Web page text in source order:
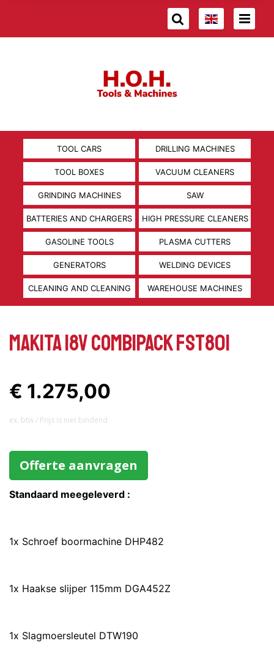
TOOL CARS DRILLING MACHINES
TOOL BOXES VACUUM CLEANERS
GRINDING MACHINES SAW
BATTERIES AND CHARGERS HIGH PRESSURE CLEANERS
GASOLINE TOOLS PLASMA CUTTERS
GENERATORS WELDING DEVICES
CLEANING AND CLEANING WAREHOUSE MACHINES
MAKITA 18V COMBIPACK FST801
€ 1.275,00
ex. btw / Prijs is niet bindend
Offerte aanvragen
Standaard meegeleverd :
1x Schroef boormachine DHP482
1x Haakse slijper 115mm DGA452Z
1x Slagmoersleutel DTW190